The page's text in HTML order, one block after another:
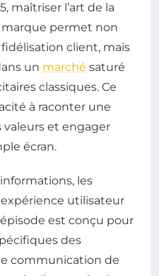
maîtriser l’art de la
permet non
client, mais
un marché saturé
classiques. Ce
à raconter une
et engager
écran.
les
utilisateur
est conçu pour
des
communication de